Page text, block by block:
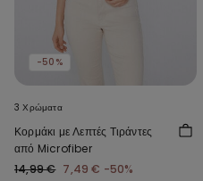
-50%
3 Χρώματα
Κορμάκι με Λεπτές Τιράντες
από Microfiber
14,99 € 7,49 € -50%